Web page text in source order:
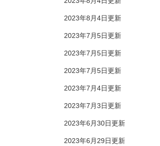
2023年8月4日更新
2023年7月5日更新
2023年7月5日更新
2023年7月5日更新
2023年7月4日更新
2023年7月3日更新
2023年6月30日更新
2023年6月29日更新